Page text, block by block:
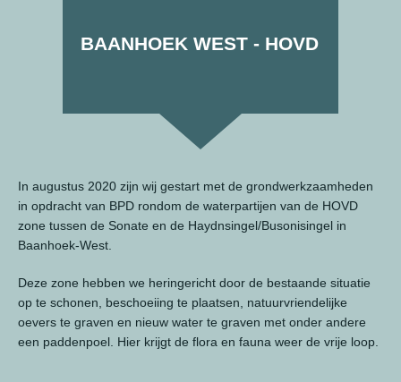
BAANHOEK WEST - HOVD
In augustus 2020 zijn wij gestart met de grondwerkzaamheden
in opdracht van BPD rondom de waterpartijen van de HOVD
zone tussen de Sonate en de Haydnsingel/Busonisingel in
Baanhoek-West.
Deze zone hebben we heringericht door de bestaande situatie
op te schonen, beschoeiing te plaatsen, natuurvriendelijke
oevers te graven en nieuw water te graven met onder andere
een paddenpoel. Hier krijgt de flora en fauna weer de vrije loop.